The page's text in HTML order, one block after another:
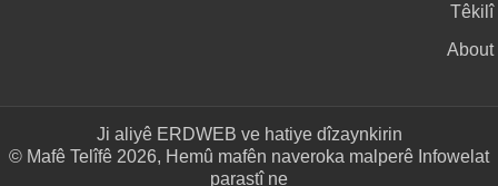
Têkilî
About
Ji aliyê ERDWEB ve hatiye dîzaynkirin
© Mafê Telîfê 2026, Hemû mafên naveroka malperê Infowelat
parastî ne